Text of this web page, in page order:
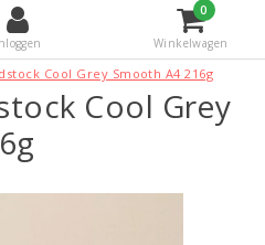
0
Winkelwagen
Cool Grey Smooth A4 216g
Cool Grey